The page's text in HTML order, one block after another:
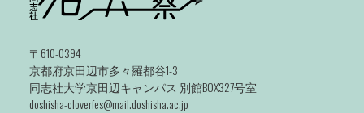
〒610-0394
京都府京田辺市多々羅都谷1-3
同志社大学京田辺キャンパス 別館BOX327号室
doshisha-cloverfes@mail.doshisha.ac.jp